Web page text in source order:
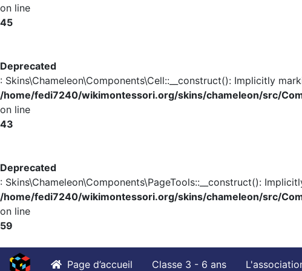
on line
45
Deprecated
: Skins\Chameleon\Components\Cell::__construct(): Implicitly
/home/fedi7240/wikimontessori.org/skins/chameleon/src/
on line
43
Deprecated
: Skins\Chameleon\Components\PageTools::__construct():
/home/fedi7240/wikimontessori.org/skins/chameleon/src/
on line
59
Page d’accueil Classe 3 - 6 ans